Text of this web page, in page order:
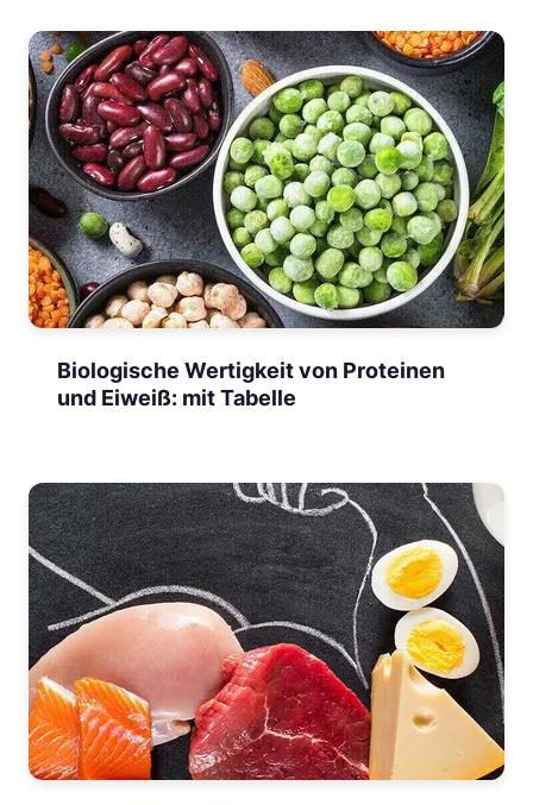
Biologische Wertigkeit von Proteinen
und Eiweiß: mit Tabelle